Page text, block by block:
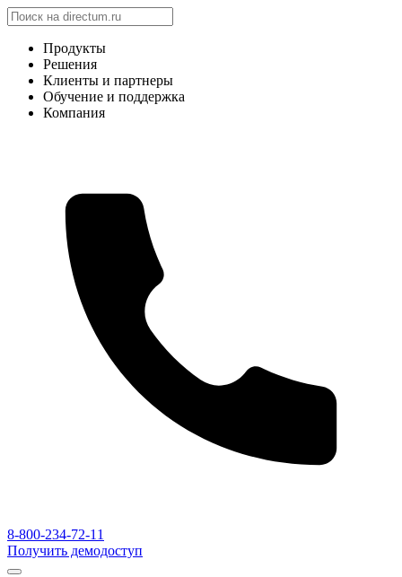
Продукты
Решения
Клиенты и партнеры
Обучение и поддержка
Компания
8-800-234-72-11
Получить демодоступ